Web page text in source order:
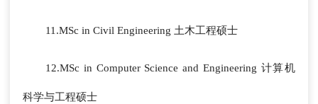
11.MSc in Civil Engineering 土木工程硕士
12.MSc in Computer Science and Engineering 计算机
科学与工程硕士